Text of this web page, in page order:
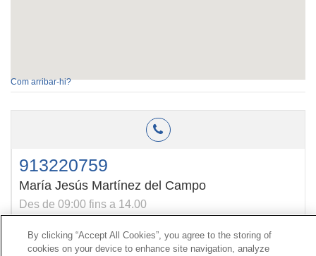
Com arribar-hi?
913220759
María Jesús Martínez del Campo
Des de 09:00 fins a 14.00
By clicking “Accept All Cookies”, you agree to the storing of
cookies on your device to enhance site navigation, analyze